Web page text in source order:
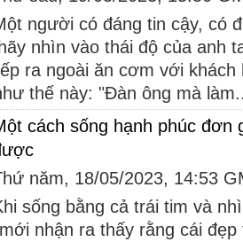
người có đáng tin cậy, có
nhìn vào thái độ của anh
ra ngoài ăn cơm với
thế này: "Đàn ông mà
cách sống hạnh phúc đơn
năm, 18/05/2023, 14:53
sống bằng cả trái tim và
nhận ra thấy rằng cái